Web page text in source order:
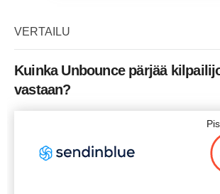
VERTAILU
Kuinka Unbounce pärjää
vastaan?